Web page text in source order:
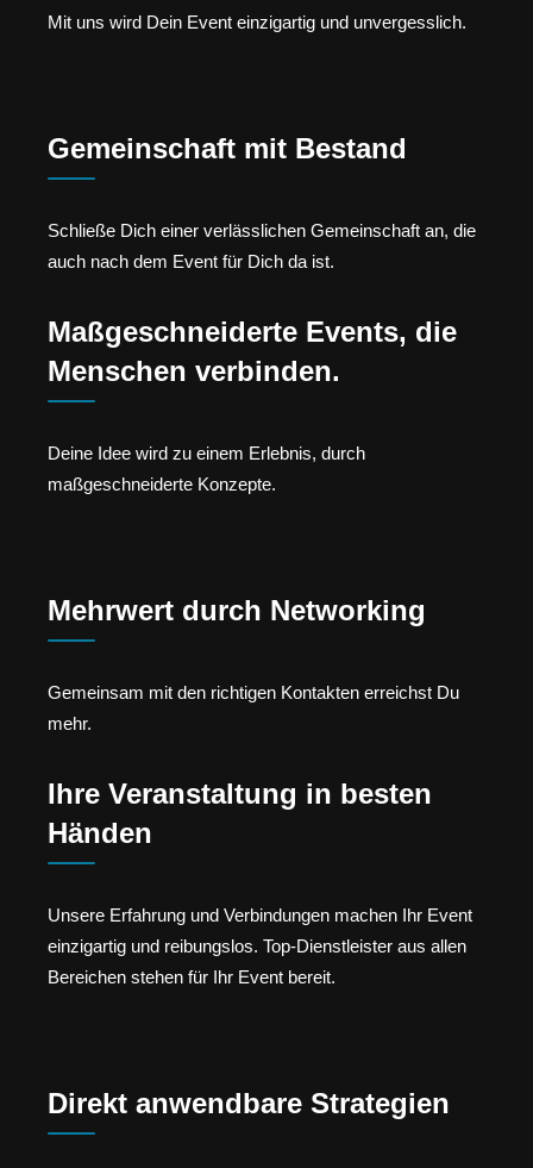
Mit uns wird Dein Event einzigartig und unvergesslich.
Gemeinschaft mit Bestand
Schließe Dich einer verlässlichen Gemeinschaft an, die
auch nach dem Event für Dich da ist.
Maßgeschneiderte Events, die
Menschen verbinden.
Deine Idee wird zu einem Erlebnis, durch
maßgeschneiderte Konzepte.
Mehrwert durch Networking
Gemeinsam mit den richtigen Kontakten erreichst Du
mehr.
Ihre Veranstaltung in besten
Händen
Unsere Erfahrung und Verbindungen machen Ihr Event
einzigartig und reibungslos. Top-Dienstleister aus allen
Bereichen stehen für Ihr Event bereit.
Direkt anwendbare Strategien